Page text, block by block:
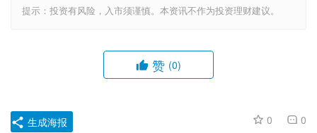
提示：投资有风险，入市须谨慎。本资讯不作为投资理财建议。
赞 (0)
0 0
生成海报